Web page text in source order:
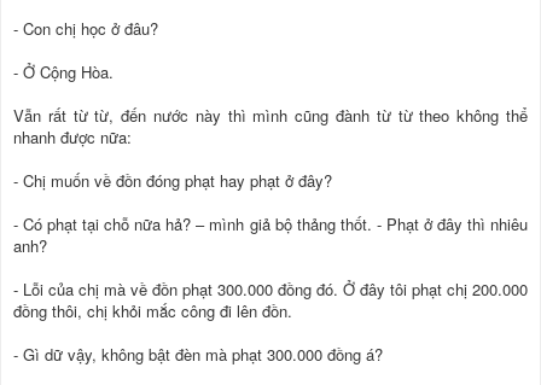
- Con chị học ở đâu?
- Ở Cộng Hòa.
Vẫn rất từ từ, đến nước này thì mình cũng đành từ từ theo không thể
nhanh được nữa:
- Chị muốn về đồn đóng phạt hay phạt ở đây?
- Có phạt tại chỗ nữa hả? – mình giả bộ thảng thốt. - Phạt ở đây thì nhiêu
anh?
- Lỗi của chị mà về đồn phạt 300.000 đồng đó. Ở đây tôi phạt chị 200.000
đồng thôi, chị khỏi mắc công đi lên đồn.
- Gì dữ vậy, không bật đèn mà phạt 300.000 đồng á?